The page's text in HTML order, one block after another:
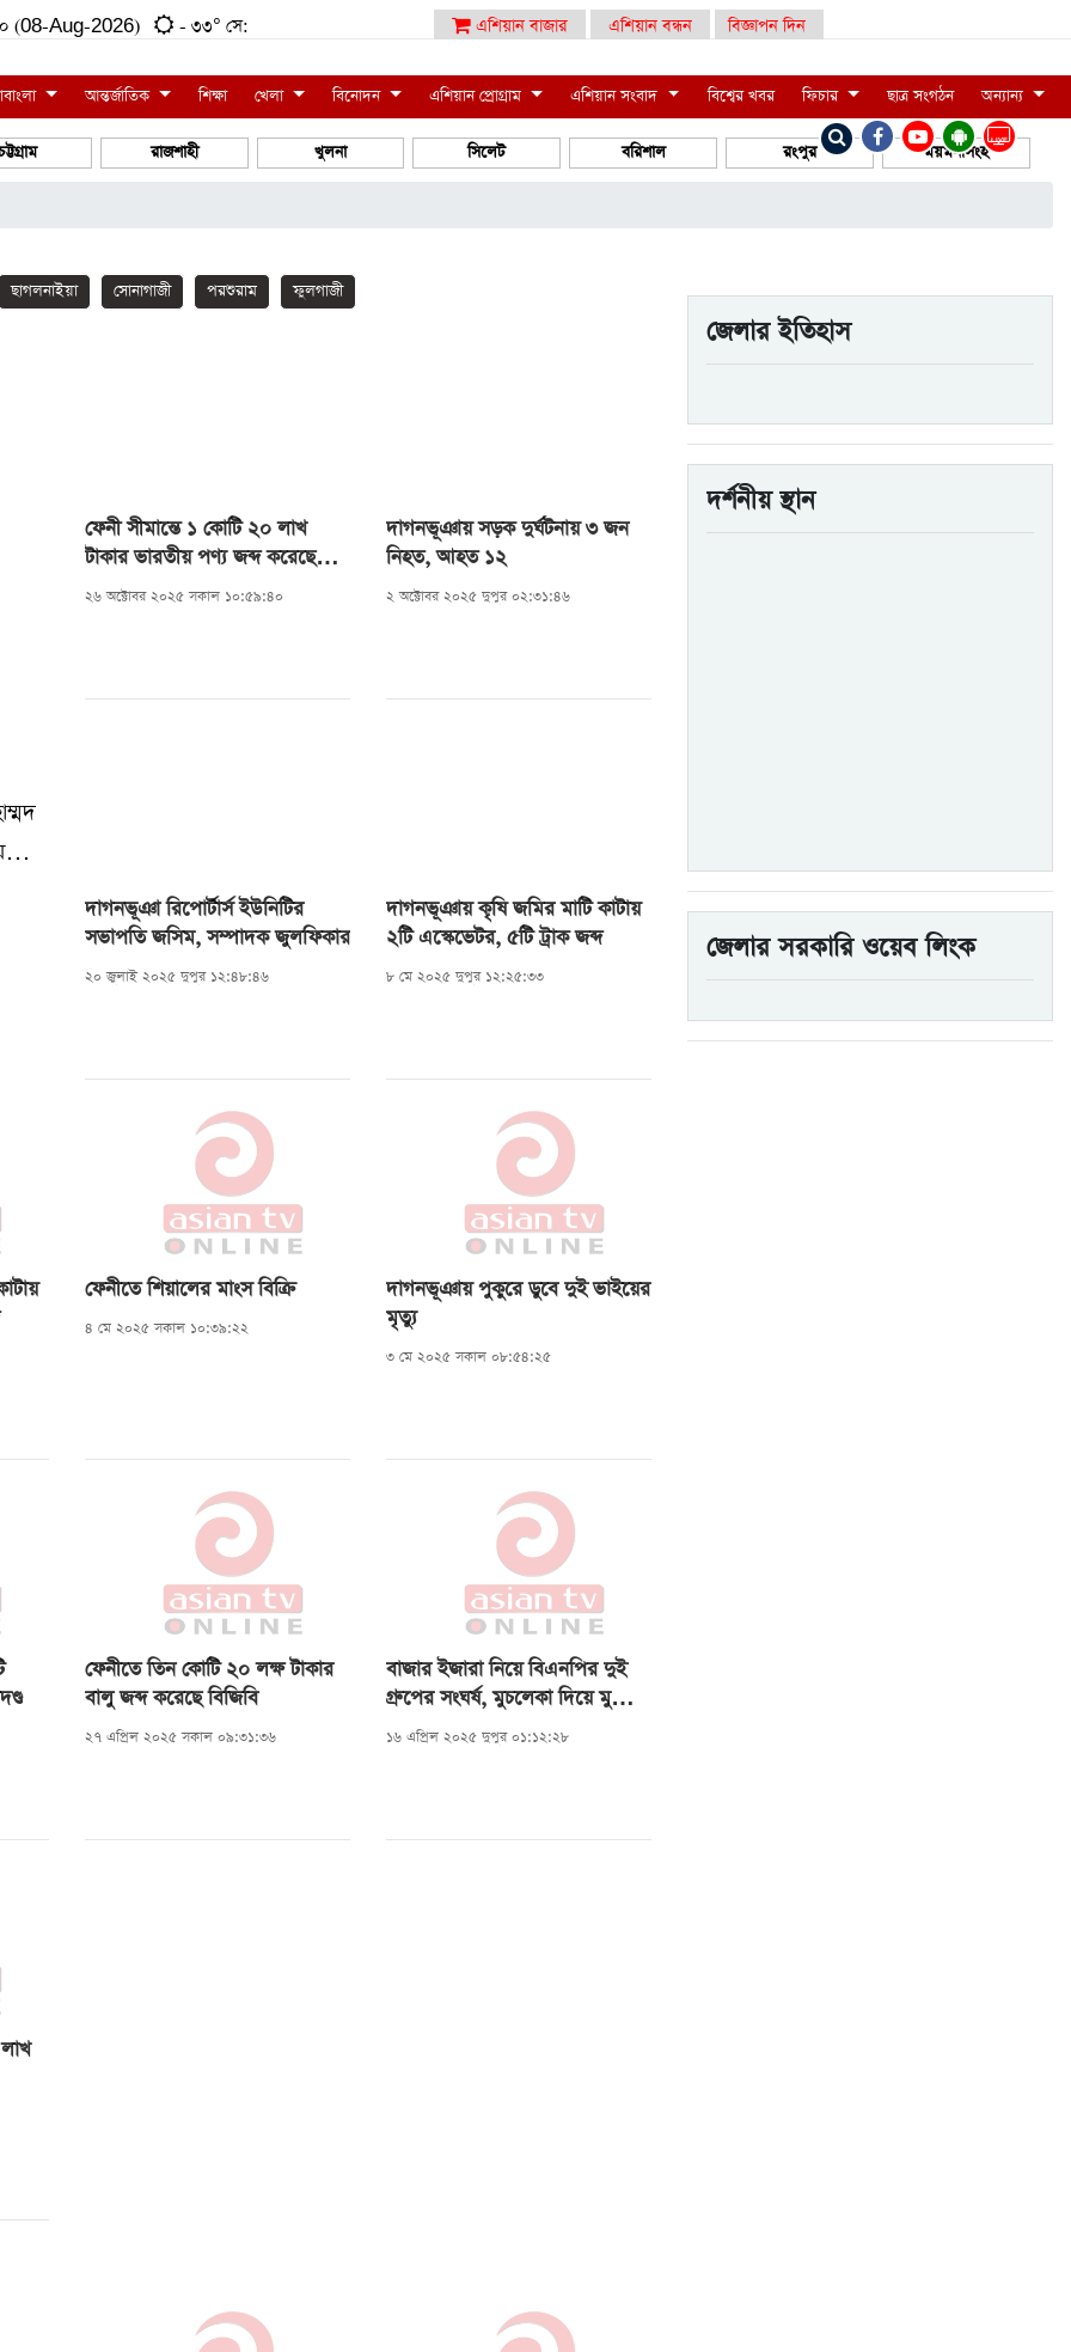
(08-Aug-2026) - ৩৩° সে: এশিয়ান বাজার এশিয়ান বন্ধন বিজ্ঞাপন দিন
LIVE
আন্তর্জাতিক শিক্ষা খেলা বিনোদন এশিয়ান প্রোগ্রাম এশিয়ান সংবাদ বিশ্বের খবর ফিচার ছাত্র সংগঠন অন্যান্য
রাজশাহী খুলনা সিলেট বরিশাল রংপুর ময়মনসিংহ
ছাগলনাইয়া সোনাগাজী পরশুরাম ফুলগাজী
ফেনী সীমান্তে ১ কোটি ২০ লাখ
টাকার ভারতীয় পণ্য জব্দ করেছে
বিজিবি
২৬ অক্টোবর ২০২৫ সকাল ১০:৫৯:৪০
দাগনভূঞায় সড়ক দুর্ঘটনায় ৩ জন
নিহত, আহত ১২
২ অক্টোবর ২০২৫ দুপুর ০২:৩১:৪৬
দাগনভূঞা রিপোর্টার্স ইউনিটির
সভাপতি জসিম, সম্পাদক জুলফিকার
২০ জুলাই ২০২৫ দুপুর ১২:৪৮:৪৬
দাগনভূঞায় কৃষি জমির মাটি কাটায়
২টি এস্কেভেটর, ৫টি ট্রাক জব্দ
৮ মে ২০২৫ দুপুর ১২:২৫:৩৩
ফেনীতে শিয়ালের মাংস বিক্রি
৪ মে ২০২৫ সকাল ১০:৩৯:২২
দাগনভূঞায় পুকুরে ডুবে দুই ভাইয়ের
মৃত্যু
৩ মে ২০২৫ সকাল ০৮:৫৪:২৫
ফেনীতে তিন কোটি ২০ লক্ষ টাকার
বালু জব্দ করেছে বিজিবি
২৭ এপ্রিল ২০২৫ সকাল ০৯:৩১:৩৬
বাজার ইজারা নিয়ে বিএনপির দুই
গ্রুপের সংঘর্ষ, মুচলেকা দিয়ে মুক্ত
৩২ নেতাকর্মী
১৬ এপ্রিল ২০২৫ দুপুর ০১:১২:২৮
জেলার ইতিহাস
দর্শনীয় স্থান
জেলার সরকারি ওয়েব লিংক